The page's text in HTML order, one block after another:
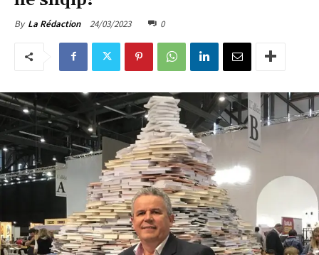
By La Rédaction 24/03/2023 0